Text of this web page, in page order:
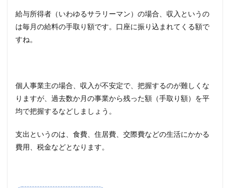
給与所得者（いわゆるサラリーマン）の場合、収入というの
は毎月の給料の手取り額です。口座に振り込まれてくる額で
すね。
個人事業主の場合、収入が不安定で、把握するのが難しくな
りますが、過去数か月の事業から残った額（手取り額）を平
均で把握するなどしましょう。
支出というのは、食費、住居費、交際費などの生活にかかる
費用、税金などとなります。